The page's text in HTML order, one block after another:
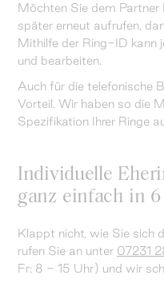
Möchten Sie dem Partner
später erneut aufrufen,
Mithilfe der Ring-ID kann
und bearbeiten.
Auch für die telefonische
Vorteil. Wir haben so die
Spezifikation Ihrer Ringe
Individuelle
ganz einfach in
Klappt nicht, wie Sie sich
rufen Sie an unter 07231
Fr: 8 - 15 Uhr) und wir